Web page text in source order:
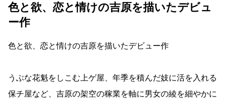
色と欲、恋と情けの吉原を描いたデビュ
ー作
色と欲、恋と情けの吉原を描いたデビュー作
うぶな花魁をしこむ上ゲ屋、年季を積んだ妓に活を入れる
保チ屋など、吉原の架空の稼業を軸に男女の綾を細やかに